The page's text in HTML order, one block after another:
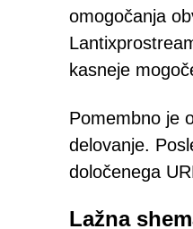
omogočanja
kasneje
Pomembno je
delovanje.
določenega
Lažna